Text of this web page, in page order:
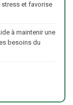
stress et favorise
à maintenir une
besoins du